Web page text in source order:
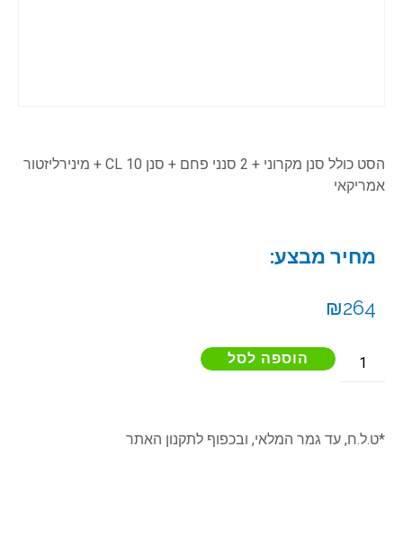
הסט כולל סנן מקרוני + 2 סנני פחם + סנן CL 10 + מינירליזטור
אמריקאי
מחיר מבצע:
₪264
הוספה לסל
*ט.ל.ח, עד גמר המלאי, ובכפוף לתקנון האתר